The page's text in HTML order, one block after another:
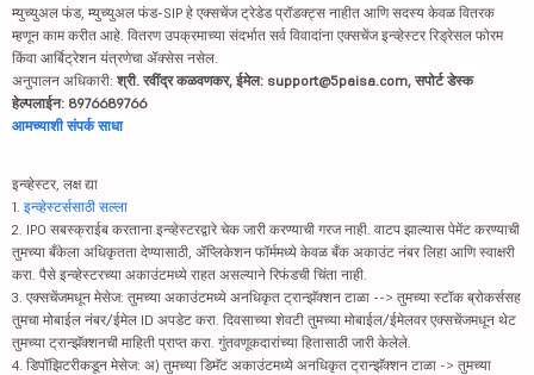
म्युच्युअल फंड, म्युच्युअल फंड-SIP हे एक्सचेंज ट्रेडेड प्रॉडक्ट्स नाहीत आणि सदस्य केवळ वितरक
म्हणून काम करीत आहे. वितरण उपक्रमाच्या संदर्भात सर्व विवादांना एक्सचेंज इन्व्हेस्टर रिड्रेसल फोरम
किंवा आर्बिट्रेशन यंत्रणेचा ॲक्सेस नसेल.
अनुपालन अधिकारी: श्री. रवींद्र कळवणकर, ईमेल: support@5paisa.com, सपोर्ट डेस्क
हेल्पलाईन: 8976689766
आमच्याशी संपर्क साधा
इन्व्हेस्टर, लक्ष द्या
1. इन्व्हेस्टर्ससाठी सल्ला
2. IPO सबस्क्राईब करताना इन्व्हेस्टरद्वारे चेक जारी करण्याची गरज नाही. वाटप झाल्यास पेमेंट करण्याची
तुमच्या बँकेला अधिकृतता देण्यासाठी, ॲप्लिकेशन फॉर्ममध्ये केवळ बँक अकाउंट नंबर लिहा आणि स्वाक्षरी
करा. पैसे इन्व्हेस्टरच्या अकाउंटमध्ये राहत असल्याने रिफंडची चिंता नाही.
3. एक्सचेंजमधून मेसेज: तुमच्या अकाउंटमध्ये अनधिकृत ट्रान्झॅक्शन टाळा --> तुमच्या स्टॉक ब्रोकर्ससह
तुमचा मोबाईल नंबर/ईमेल ID अपडेट करा. दिवसाच्या शेवटी तुमच्या मोबाईल/ईमेलवर एक्सचेंजमधून थेट
तुमच्या ट्रान्झॅक्शनची माहिती प्राप्त करा. गुंतवणूकदारांच्या हितासाठी जारी केलेले.
4. डिपॉझिटरीकडून मेसेज: अ) तुमच्या डिमॅट अकाउंटमध्ये अनधिकृत ट्रान्झॅक्शन टाळा -> तुमच्या